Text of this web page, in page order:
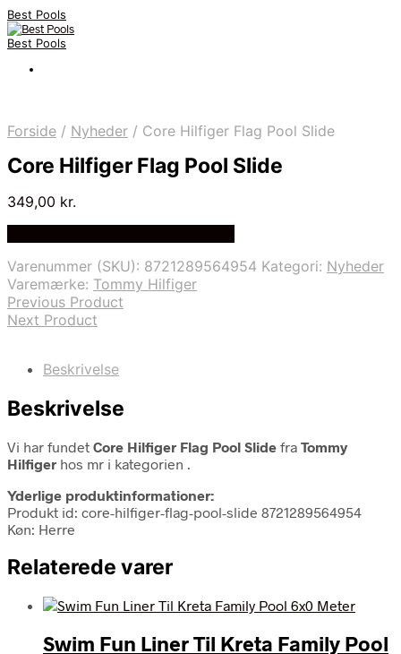
Best Pools
Best Pools
Forside / Nyheder / Core Hilfiger Flag Pool Slide
Core Hilfiger Flag Pool Slide
349,00 kr.
Varenummer (SKU): 8721289564954 Kategori: Nyheder
Varemærke: Tommy Hilfiger
Previous Product
Next Product
Beskrivelse
Beskrivelse
Vi har fundet Core Hilfiger Flag Pool Slide fra Tommy
Hilfiger hos mr i kategorien .
Yderlige produktinformationer:
Produkt id: core-hilfiger-flag-pool-slide 8721289564954
Køn: Herre
Relaterede varer
Swim Fun Liner Til Kreta Family Pool